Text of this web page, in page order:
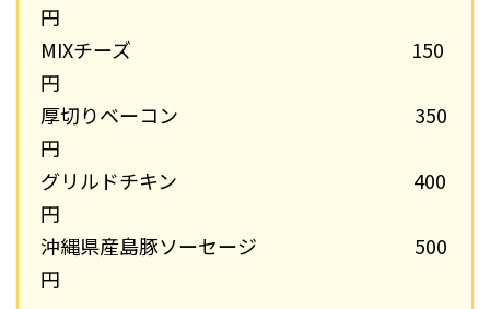
円
MIXチーズ 150
円
厚切りベーコン 350
円
グリルドチキン 400
円
沖縄県産島豚ソーセージ 500
円